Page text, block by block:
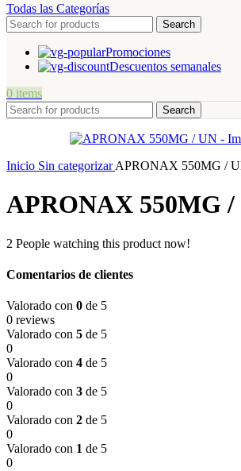
Todas las Categorías
Search
Promociones
Descuentos semanales
0 items
Search
Inicio Sin categorizarAPRONAX 550MG /
APRONAX 550MG /
2 People watching this product now!
Comentarios de clientes
Valorado con 0 de 5
0 reviews
Valorado con 5 de 5
0
Valorado con 4 de 5
0
Valorado con 3 de 5
0
Valorado con 2 de 5
0
Valorado con 1 de 5
0